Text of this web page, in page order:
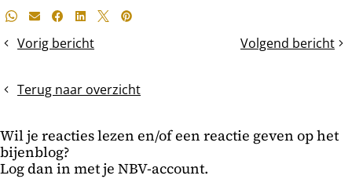
Deel
bericht
Whatsapp
E-mailFacebook
LinkedIn
X Pinterest
Vorig bericht
kleine
Volgend bericht
moeren
Terug naar overzicht
Wil je reacties lezen en/of een reactie geven op het
bijenblog?
Log dan in met je NBV-account.